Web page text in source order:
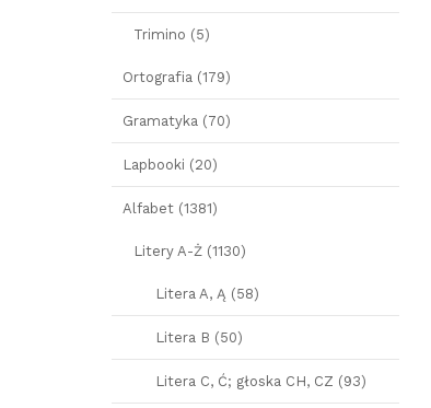
Trimino (5)
Ortografia (179)
Gramatyka (70)
Lapbooki (20)
Alfabet (1381)
Litery A-Ż (1130)
Litera A, Ą (58)
Litera B (50)
Litera C, Ć; głoska CH, CZ (93)